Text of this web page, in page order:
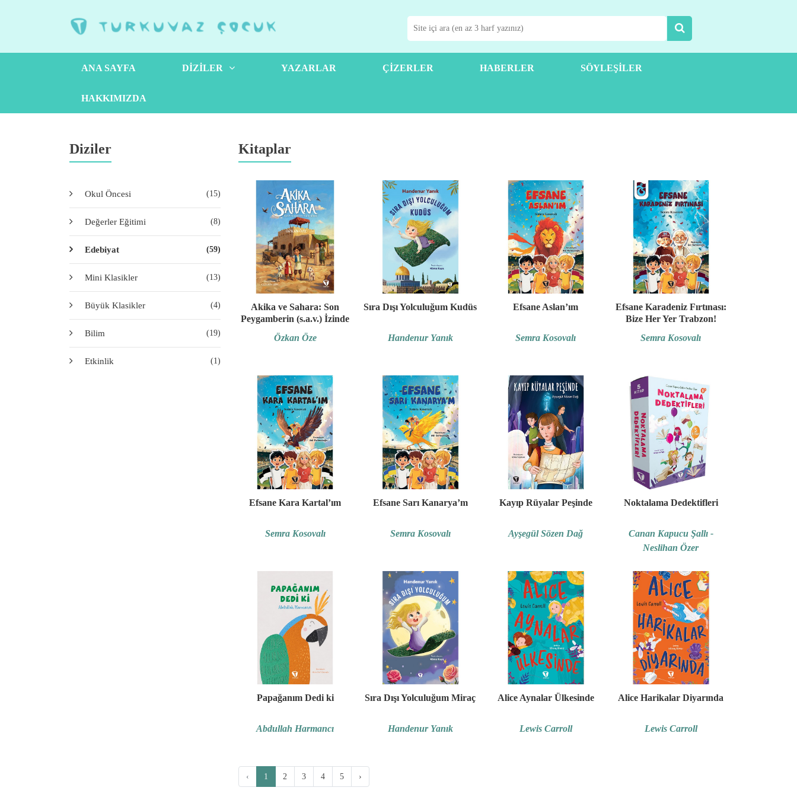
ANA SAYFA DIZILER YAZARLAR ÇIZERLER HABERLER SÖYLEŞILER
HAKKIMIZDA
Diziler
Okul Öncesi (15)
Değerler Eğitimi (8)
Edebiyat (59)
Mini Klasikler (13)
Büyük Klasikler (4)
Bilim (19)
Etkinlik (1)
Kitaplar
Akika ve Sahara: Son
Peygamberin (s.a.v.) İzinde
Özkan Öze
Sıra Dışı Yolculuğum Kudüs
Handenur Yanık
Efsane Aslan’ım
Semra Kosovalı
Efsane Karadeniz Fırtınası:
Bize Her Yer Trabzon!
Semra Kosovalı
Efsane Kara Kartal’ım
Semra Kosovalı
Efsane Sarı Kanarya’m
Semra Kosovalı
Kayıp Rüyalar Peşinde
Ayşegül Sözen Dağ
Noktalama Dedektifleri
Canan Kapucu Şallı -
Neslihan Özer
Papağanım Dedi ki
Abdullah Harmancı
Sıra Dışı Yolculuğum Miraç
Handenur Yanık
Alice Aynalar Ülkesinde
Lewis Carroll
Alice Harikalar Diyarında
Lewis Carroll
‹ 1 2 3 4 5 ›